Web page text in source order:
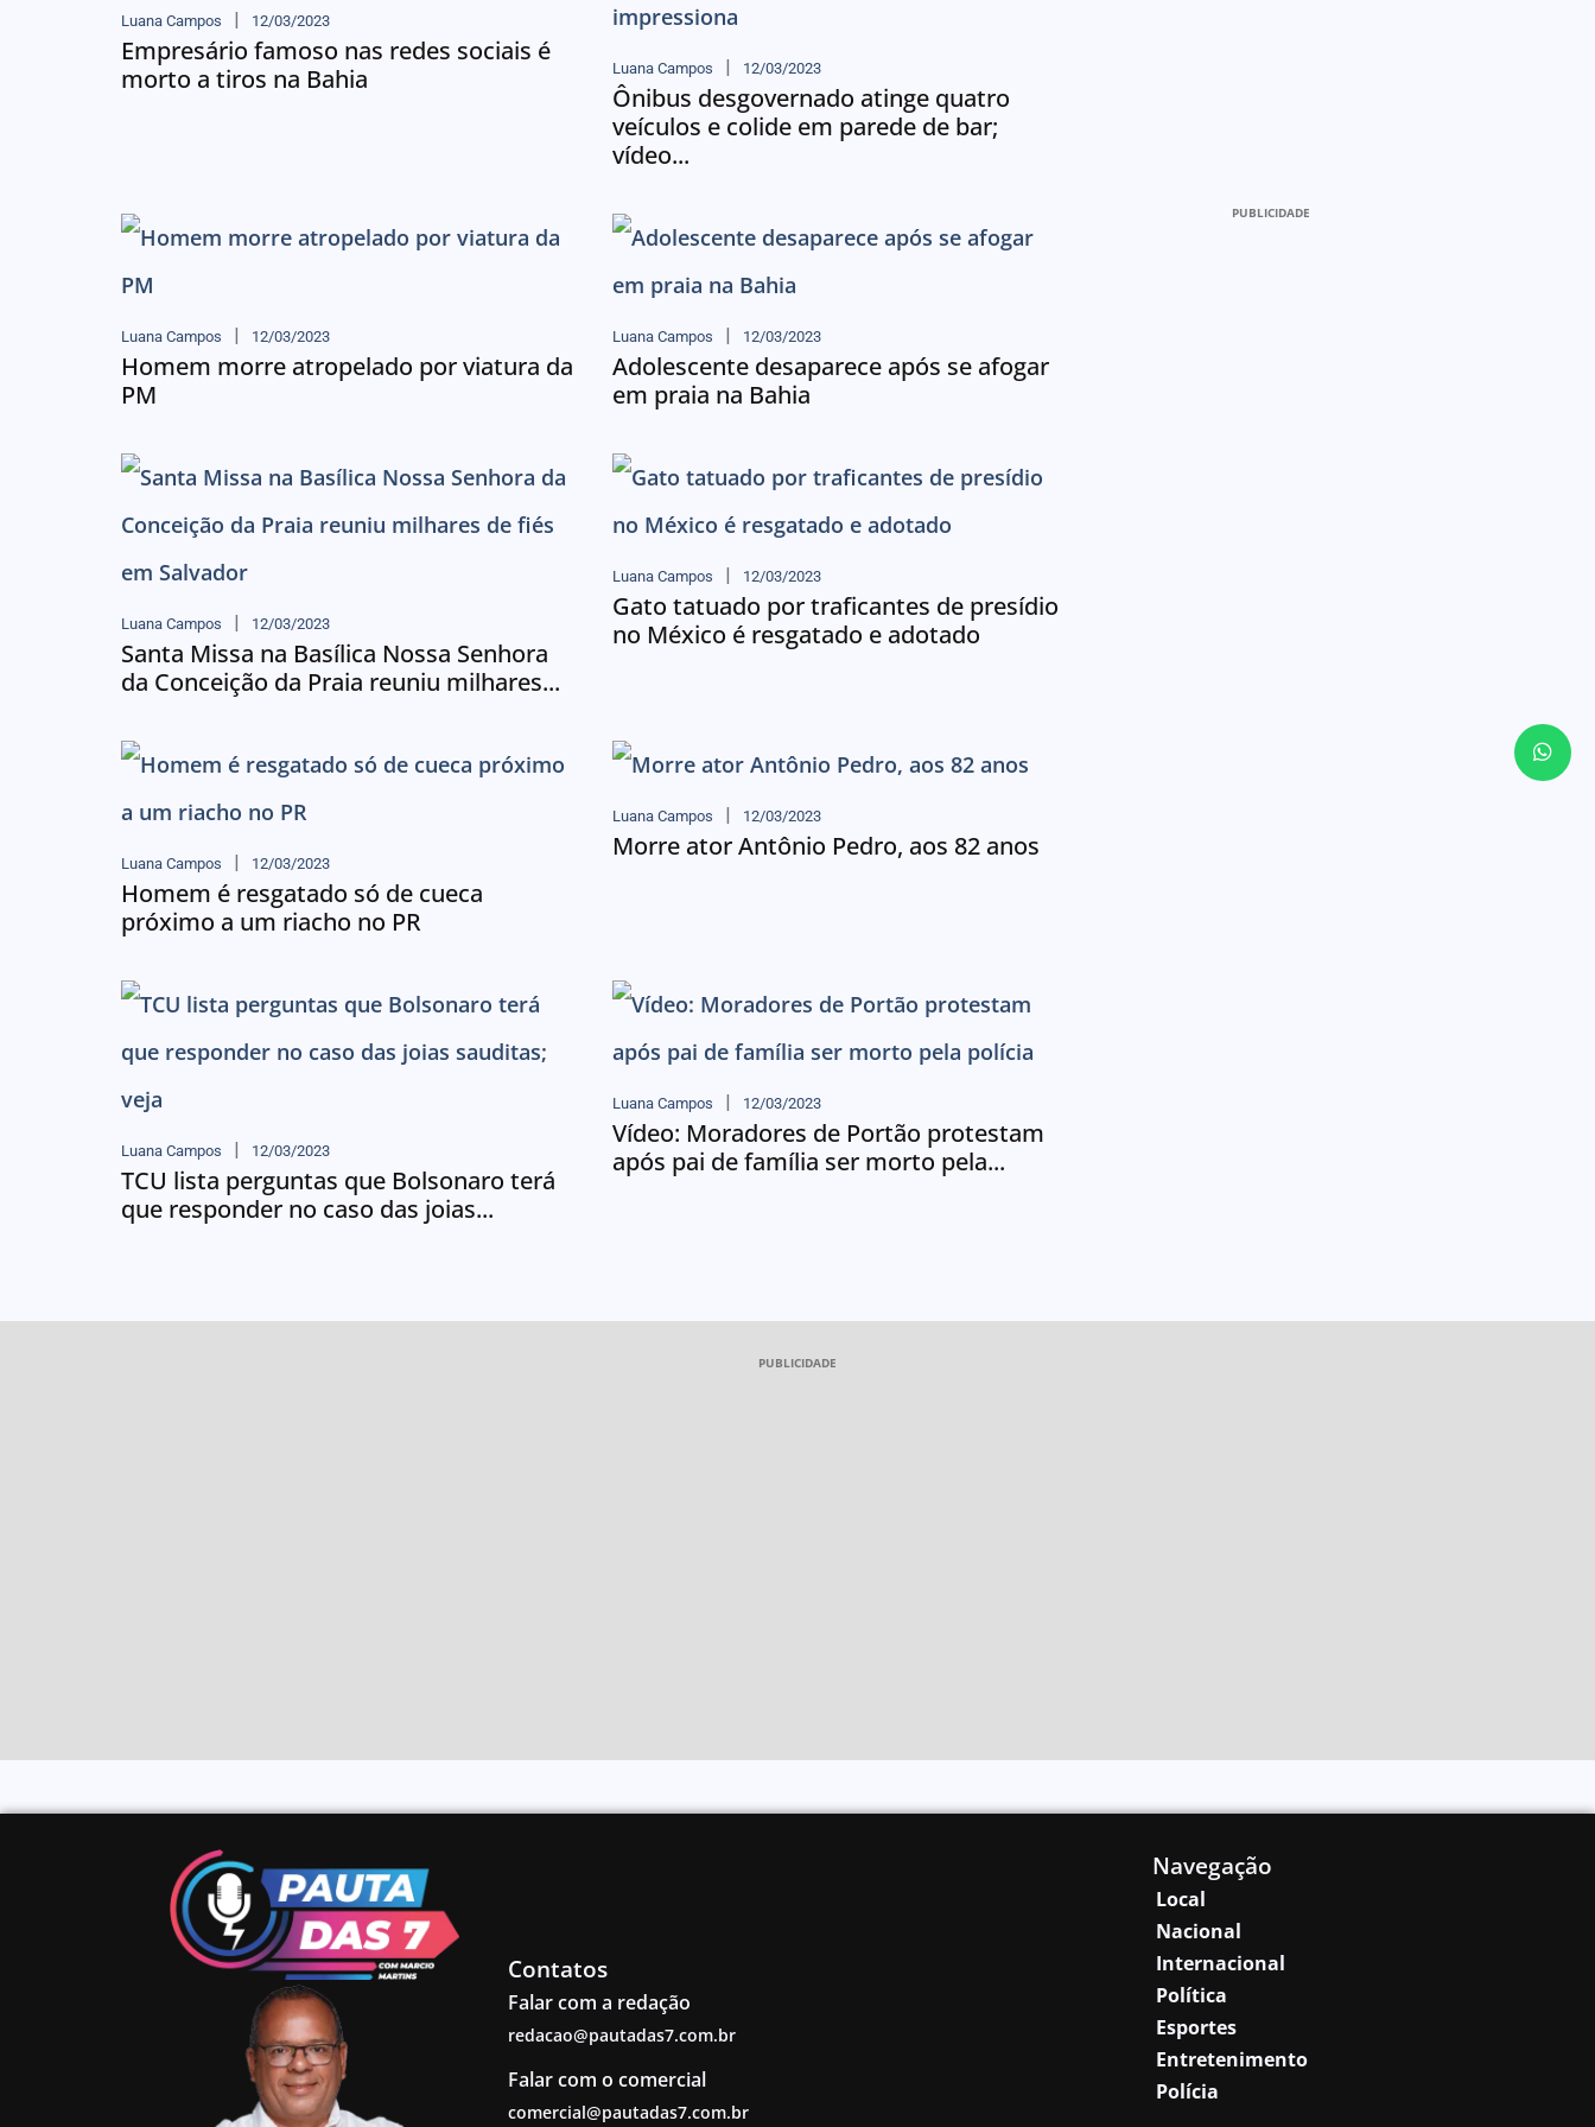
Luana Campos 12/03/2023
Empresário famoso nas redes sociais é
morto a tiros na Bahia
Luana Campos 12/03/2023
Ônibus desgovernado atinge quatro
veículos e colide em parede de bar;
vídeo...
Luana Campos 12/03/2023
Homem morre atropelado por viatura da
PM
Luana Campos 12/03/2023
Adolescente desaparece após se afogar
em praia na Bahia
Luana Campos 12/03/2023
Santa Missa na Basílica Nossa Senhora
da Conceição da Praia reuniu milhares...
Luana Campos 12/03/2023
Gato tatuado por traficantes de presídio
no México é resgatado e adotado
Luana Campos 12/03/2023
Homem é resgatado só de cueca
próximo a um riacho no PR
Luana Campos 12/03/2023
Morre ator Antônio Pedro, aos 82 anos
Luana Campos 12/03/2023
TCU lista perguntas que Bolsonaro terá
que responder no caso das joias...
Luana Campos 12/03/2023
Vídeo: Moradores de Portão protestam
após pai de família ser morto pela...
PUBLICIDADE
PUBLICIDADE
Contatos
Falar com a redação
redacao@pautadas7.com.br
Falar com o comercial
comercial@pautadas7.com.br
Navegação
Local
Nacional
Internacional
Política
Esportes
Entretenimento
Polícia